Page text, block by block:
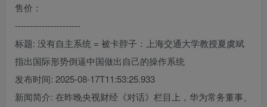
售价：
----------------------
标题: 没有自主系统 = 被卡脖子：上海交通大学教授夏虞斌
指出国际形势倒逼中国做出自己的操作系统
发布时间: 2025-08-17T11:53:25.933
新闻简介: 在昨晚央视财经《对话》栏目上，华为常务董事、